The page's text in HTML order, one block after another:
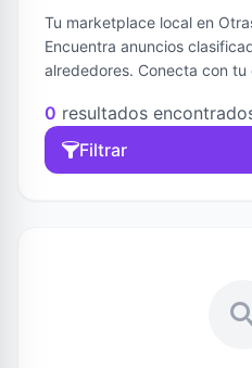
Tu marketplace local en
Encuentra anuncios
alrededores. Conecta con tu
0 resultados
Filtrar